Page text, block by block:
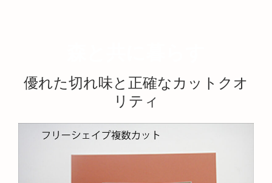
優れた切れ味と正確なカットクオ
リティ